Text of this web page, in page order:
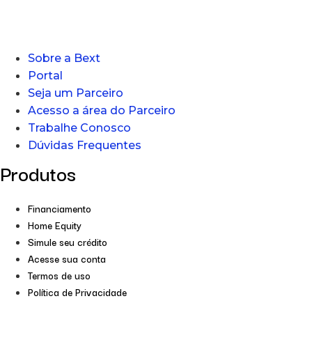
Sobre a Bext
Portal
Seja um Parceiro
Acesso a área do Parceiro
Trabalhe Conosco
Dúvidas Frequentes
Produtos
Financiamento
Home Equity
Simule seu crédito
Acesse sua conta
Termos de uso
Política de Privacidade